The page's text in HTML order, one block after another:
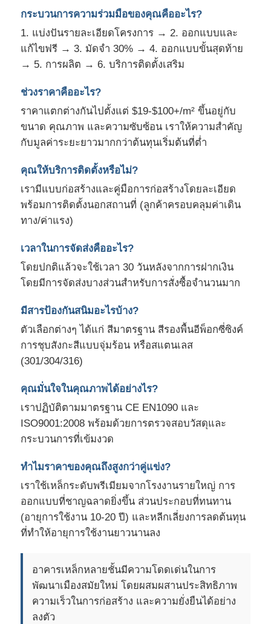
กระบวนการความร่วมมือของคุณคืออะไร?
1. แบ่งปันรายละเอียดโครงการ → 2. ออกแบบและ
แก้ไขฟรี → 3. มัดจำ 30% → 4. ออกแบบขั้นสุดท้าย
→ 5. การผลิต → 6. บริการติดตั้งเสริม
ช่วงราคาคืออะไร?
ราคาแตกต่างกันไปตั้งแต่ $19-$100+/m² ขึ้นอยู่กับ
ขนาด คุณภาพ และความซับซ้อน เราให้ความสำคัญ
กับมูลค่าระยะยาวมากกว่าต้นทุนเริ่มต้นที่ต่ำ
คุณให้บริการติดตั้งหรือไม่?
เรามีแบบก่อสร้างและคู่มือการก่อสร้างโดยละเอียด
พร้อมการติดตั้งนอกสถานที่ (ลูกค้าครอบคลุมค่าเดิน
ทาง/ค่าแรง)
เวลาในการจัดส่งคืออะไร?
โดยปกติแล้วจะใช้เวลา 30 วันหลังจากการฝากเงิน
โดยมีการจัดส่งบางส่วนสำหรับการสั่งซื้อจำนวนมาก
มีสารป้องกันสนิมอะไรบ้าง?
ตัวเลือกต่างๆ ได้แก่ สีมาตรฐาน สีรองพื้นอีพ็อกซี่ซิงค์
การชุบสังกะสีแบบจุ่มร้อน หรือสแตนเลส
(301/304/316)
คุณมั่นใจในคุณภาพได้อย่างไร?
เราปฏิบัติตามมาตรฐาน CE EN1090 และ
ISO9001:2008 พร้อมด้วยการตรวจสอบวัสดุและ
กระบวนการที่เข้มงวด
ทำไมราคาของคุณถึงสูงกว่าคู่แข่ง?
เราใช้เหล็กระดับพรีเมียมจากโรงงานรายใหญ่ การ
ออกแบบที่ชาญฉลาดยิ่งขึ้น ส่วนประกอบที่ทนทาน
(อายุการใช้งาน 10-20 ปี) และหลีกเลี่ยงการลดต้นทุน
ที่ทำให้อายุการใช้งานยาวนานลง
อาคารเหล็กหลายชั้นมีความโดดเด่นในการ
พัฒนาเมืองสมัยใหม่ โดยผสมผสานประสิทธิภาพ
ความเร็วในการก่อสร้าง และความยั่งยืนได้อย่าง
ลงตัว